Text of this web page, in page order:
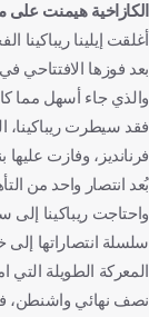
الكازاخية هيمنت على
أغلقت إيلينا
والذي جاء أسهل مما
فقد سيطرت ريباكينا،
بُعد انتصار واحد من
سلسلة انتصاراتها إلى
المعركة الطويلة التي
نصف نهائي واشنطن،